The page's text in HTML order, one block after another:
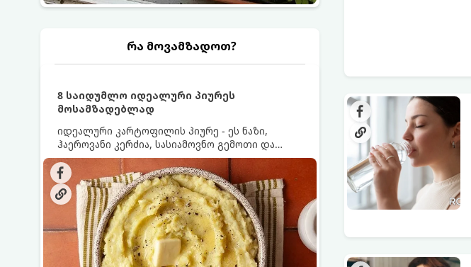
რა მოვამზადოთ?
8 საიდუმლო იდეალური პიურეს
მოსამზადებლად
იდეალური კარტოფილის პიურე - ეს ნაზი,
ჰაეროვანი კერძია, სასიამოვნო გემოთი და
ნაღების-მოყვითალო ფერით. მისი მომზადება
ძალიან მარტივია, მაგრამ არსებობს რამდენიმე
საიდუმლო, რომლებიც უნდა იცოდეთ, რომ
პიურე იდეალურად გემრიელი გამოვიდეს.